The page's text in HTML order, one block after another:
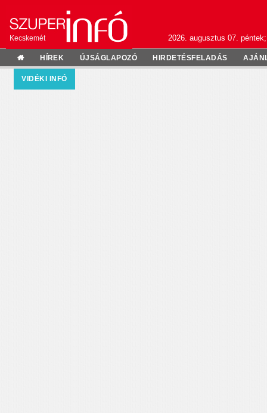
Kecskemét 2026. augusztus 07.
HÍREK ÚJSÁGLAPOZÓ HIRDETÉSFELADÁS
VIDÉKI INFÓ